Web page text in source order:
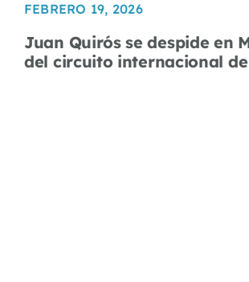
FEBRERO 19, 2026
Juan Quirós se despide en
del circuito internacional